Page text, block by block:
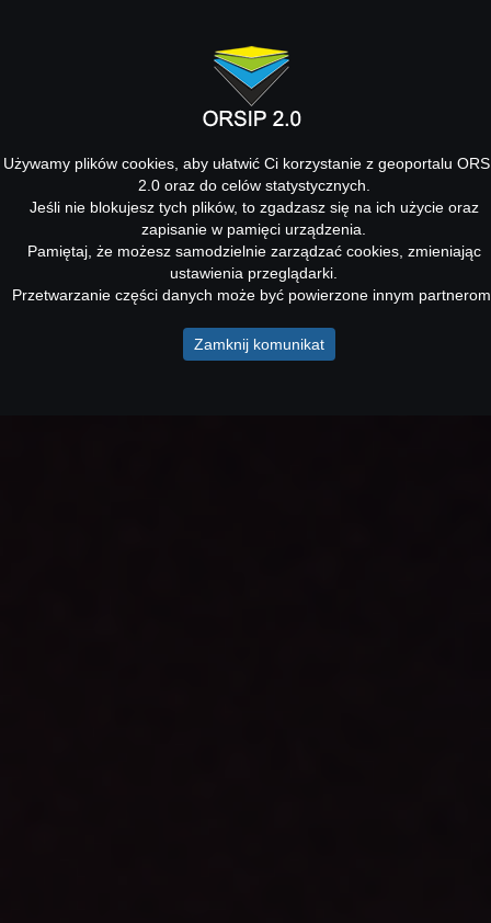
Używamy plików cookies, aby ułatwić Ci korzystanie z geoportalu
2.0 oraz do celów statystycznych.
Jeśli nie blokujesz tych plików, to zgadzasz się na ich użycie oraz
zapisanie w pamięci urządzenia.
Pamiętaj, że możesz samodzielnie zarządzać cookies, zmieniając
ustawienia przeglądarki.
Przetwarzanie części danych może być powierzone innym
Zamknij komunikat